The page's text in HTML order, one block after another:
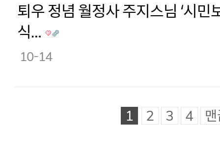
퇴우 정념 월정사 주지스님 ‘시민
식…
10-14
1 2 3 4